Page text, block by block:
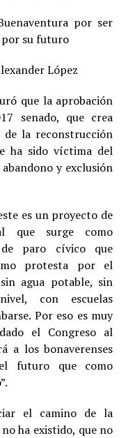
por ser
por su futuro
López
que la aprobación
senado, que crea
de la reconstrucción
ha sido víctima del
y exclusión
es un proyecto de
que surge como
paro cívico que
protesta por el
agua potable, sin
con escuelas
Por eso es muy
el Congreso al
a los bonaverenses
futuro que como
el camino de la
ha existido, que no